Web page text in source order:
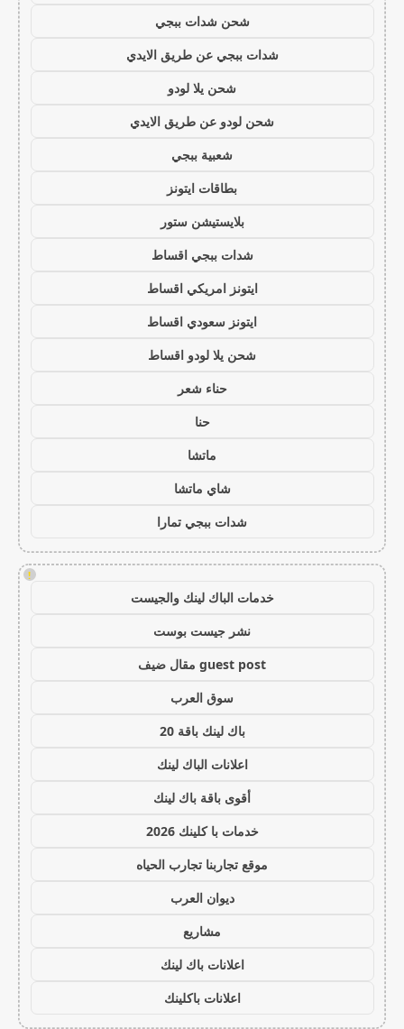
شحن شدات ببجي
شدات ببجي عن طريق الايدي
شحن يلا لودو
شحن لودو عن طريق الايدي
شعبية ببجي
بطاقات ايتونز
بلايستيشن ستور
شدات ببجي اقساط
ايتونز امريكي اقساط
ايتونز سعودي اقساط
شحن يلا لودو اقساط
حناء شعر
حنا
ماتشا
شاي ماتشا
شدات ببجي تمارا
!
خدمات الباك لينك والجيست
نشر جيست بوست
guest post مقال ضيف
سوق العرب
باك لينك باقة 20
اعلانات الباك لينك
أقوى باقة باك لينك
خدمات با كلينك 2026
موقع تجاربنا تجارب الحياه
ديوان العرب
مشاريع
اعلانات باك لينك
اعلانات باكلينك